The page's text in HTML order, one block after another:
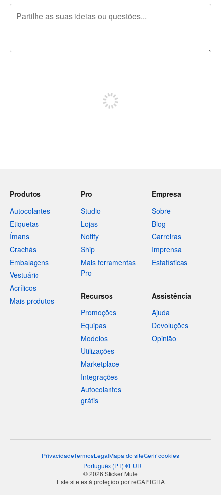
Produtos
Autocolantes
Etiquetas
Ímans
Crachás
Embalagens
Vestuário
Acrílicos
Mais produtos
Pro
Studio
Lojas
Notify
Ship
Mais ferramentas
Pro
Empresa
Sobre
Blog
Carreiras
Imprensa
Estatísticas
Recursos
Promoções
Equipas
Modelos
Utilizações
Marketplace
Integrações
Autocolantes
grátis
Assistência
Ajuda
Devoluções
Opinião
PrivacidadeTermosLegalMapa do siteGerir cookies
Português (PT) €EUR
© 2026 Sticker Mule
Este site está protegido por reCAPTCHA